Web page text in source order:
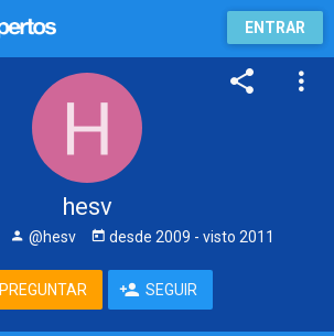
ENTRAR
hesv
@hesv desde 2009 - visto 2011
PREGUNTAR SEGUIR